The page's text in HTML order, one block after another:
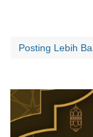
Posting Lebih